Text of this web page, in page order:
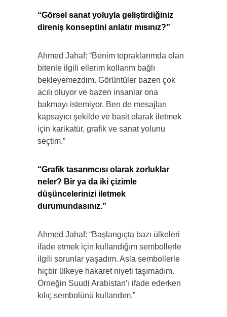
“Görsel sanat yoluyla geliştirdiğiniz
direniş konseptini anlatır mısınız?”
Ahmed Jahaf: “Benim topraklarımda olan
bitenle ilgili ellerim kollarım bağlı
bekleyemezdim. Görüntüler bazen çok
acılı oluyor ve bazen insanlar ona
bakmayı istemiyor. Ben de mesajları
kapsayıcı şekilde ve basit olarak iletmek
için karikatür, grafik ve sanat yolunu
seçtim.”
“Grafik tasarımcısı olarak zorluklar
neler? Bir ya da iki çizimle
düşüncelerinizi iletmek
durumundasınız.”
Ahmed Jahaf: “Başlangıçta bazı ülkeleri
ifade etmek için kullandığım sembollerle
ilgili sorunlar yaşadım. Asla sembollerle
hiçbir ülkeye hakaret niyeti taşımadım.
Örneğin Suudi Arabistan’ı ifade ederken
kılıç sembolünü kullandım.”